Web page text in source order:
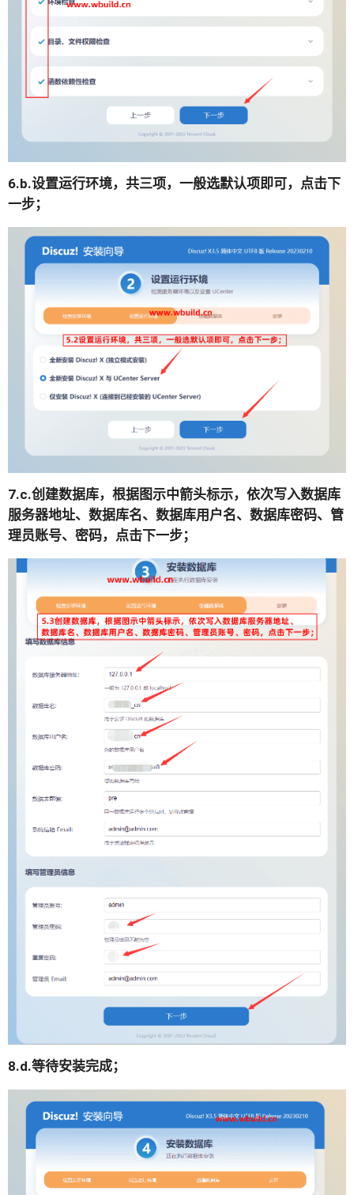
6.b.设置运行环境，共三项，一般选默认项即可，点击下
一步；
7.c.创建数据库，根据图示中箭头标示，依次写入数据库
服务器地址、数据库名、数据库用户名、数据库密码、管
理员账号、密码，点击下一步；
8.d.等待安装完成；